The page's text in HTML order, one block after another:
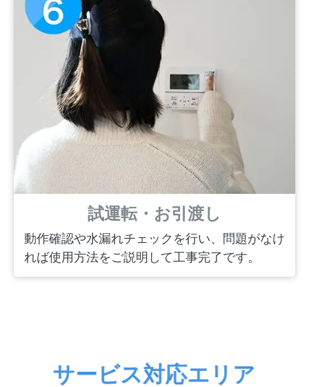
試運転・お引渡し
動作確認や水漏れチェックを行い、問題がなけ
れば使用方法をご説明して工事完了です。
サービス対応エリア